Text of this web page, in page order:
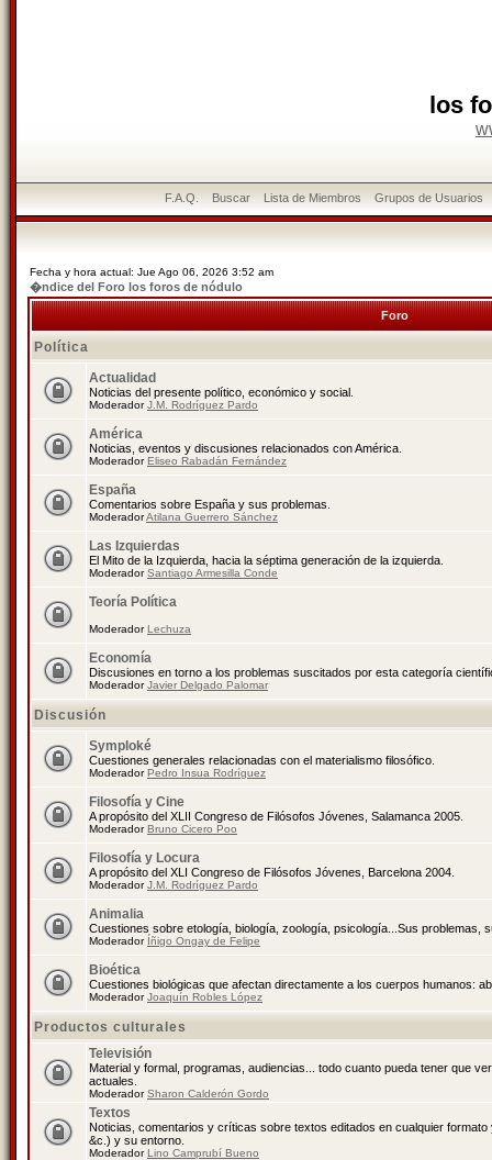
los
F.A.Q. Buscar Lista de Miembros Grupos de Usuarios
Fecha y hora actual: Jue Ago 06, 2026 3:52 am
�ndice del Foro los foros de nódulo
Foro
Política
Actualidad
Noticias del presente político, económico y social.
ModeradorJ.M. Rodríguez Pardo
América
Noticias, eventos y discusiones relacionados con América.
ModeradorEliseo Rabadán Fernández
España
Comentarios sobre España y sus problemas.
ModeradorAtilana Guerrero Sánchez
Las Izquierdas
El Mito de la Izquierda, hacia la séptima generación de la izquierda.
ModeradorSantiago Armesilla Conde
Teoría Política
ModeradorLechuza
Economía
Discusiones en torno a los problemas suscitados por esta categoría
ModeradorJavier Delgado Palomar
Discusión
Symploké
Cuestiones generales relacionadas con el materialismo filosófico.
ModeradorPedro Insua Rodríguez
Filosofía y Cine
A propósito del XLII Congreso de Filósofos Jóvenes, Salamanca 2005.
ModeradorBruno Cicero Poo
Filosofía y Locura
A propósito del XLI Congreso de Filósofos Jóvenes, Barcelona 2004.
ModeradorJ.M. Rodríguez Pardo
Animalia
Cuestiones sobre etología, biología, zoología, psicología...Sus problemas,
Moderador Íñigo Ongay de Felipe
Bioética
Cuestiones biológicas que afectan directamente a los cuerpos humanos:
ModeradorJoaquín Robles López
Productos culturales
Televisión
Material y formal, programas, audiencias... todo cuanto pueda tener que
actuales.
ModeradorSharon Calderón Gordo
Textos
Noticias, comentarios y críticas sobre textos editados en cualquier
&c.) y su entorno.
ModeradorLino Camprubí Bueno